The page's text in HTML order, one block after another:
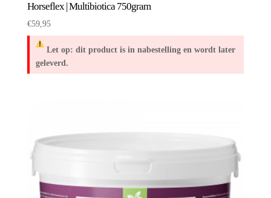
Horseflex | Multibiotica 750gram
€59,95
Let op: dit product is in nabestelling en wordt later
geleverd.